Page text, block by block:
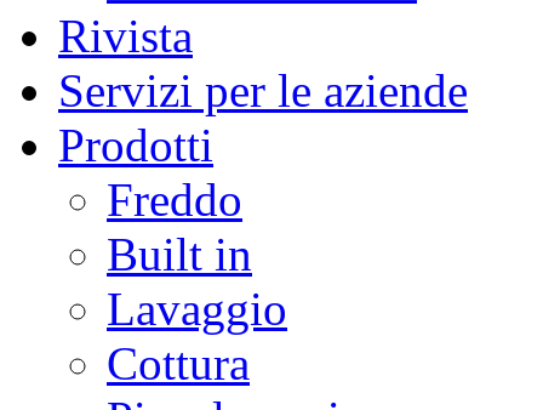
Rivista
Servizi per le aziende
Prodotti
Freddo
Built in
Lavaggio
Cottura